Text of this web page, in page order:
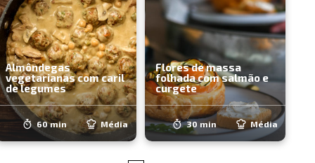
Almôndegas
vegetarianas com caril
de legumes
60 min Média
Flores de massa
folhada com salmão e
curgete
30 min Média